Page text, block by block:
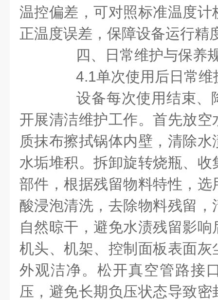
温控偏差，可对照标准温度
正温度误差，保障设备运行精
四、日常维护与保养
4.1单次使用后日常维
设备每次使用结束、
开展清洁维护工作。首先放
质抹布擦拭锅体内壁，清除
水垢堆积。拆卸旋转烧瓶、
部件，根据残留物料特性，
酸浸泡清洗，去除物料残留
自然晾干，避免水渍残留影
机头、机架、控制面板表面
外观洁净。松开真空管路接
压，避免长期负压状态导致